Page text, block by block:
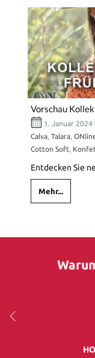
Vorschau
1. Januar 2024
Calva, Talara,
Cotton Soft,
Entdecken Sie
Mehr...